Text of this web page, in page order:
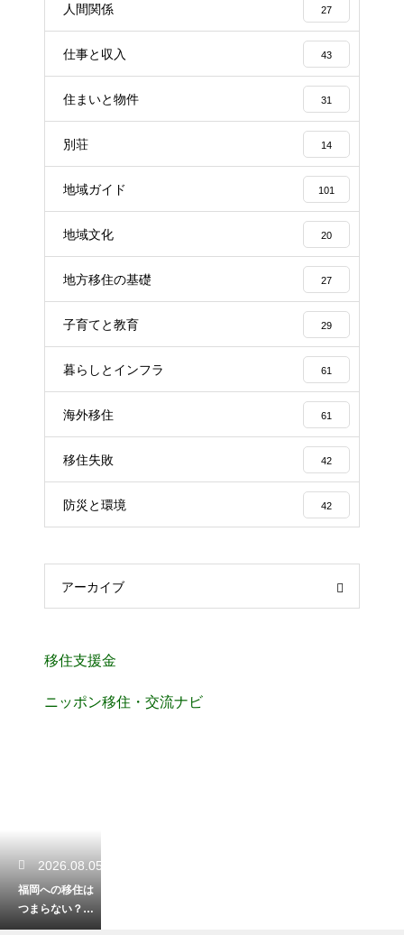
人間関係 27
仕事と収入 43
住まいと物件 31
別荘 14
地域ガイド 101
地域文化 20
地方移住の基礎 27
子育てと教育 29
暮らしとインフラ 61
海外移住 61
移住失敗 42
防災と環境 42
アーカイブ
移住支援金
ニッポン移住・交流ナビ
2026.08.05
福岡への移住は
つまらない？街
の魅力と生活の